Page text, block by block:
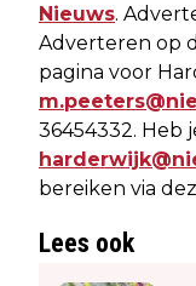
Nieuws.
Adverteren op
pagina voor
36454332. Heb
bereiken via
Lees ook